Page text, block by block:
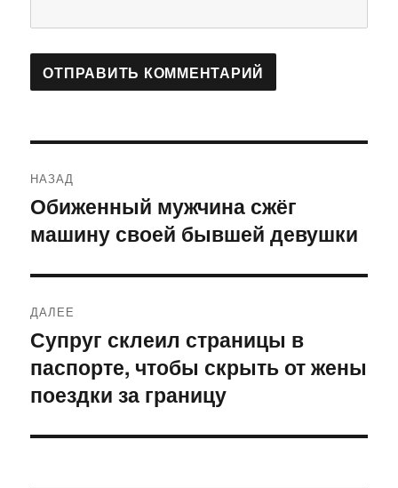
по
записям
НАЗАД
Предыдущая
запись:
Обиженный мужчина сжёг
машину своей бывшей девушки
ДАЛЕЕ
Следующая
запись:
Супруг склеил страницы в
паспорте, чтобы скрыть от жены
поездки за границу